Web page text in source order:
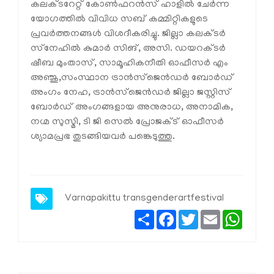
കലക്ടറേറ്റ് കോണ്‍ഫറന്‍സ് ഹാളില്‍ ചേര്‍ന്ന
യോഗത്തില്‍ വിവിധ സബ് കമ്മിറ്റികളുടെ
പ്രവര്‍ത്തനങ്ങള്‍ വിശദീകരിച്ചു. ജില്ലാ കലക്ടര്‍
സ്‌നേഹില്‍ കുമാര്‍ സിങ്, അസി. ഡയറക്ടര്‍
ഷീബ മുംതാസ്, സാമൂഹികനീതി ഓഫീസര്‍ എം
അഞ്ജു,സംസ്ഥാന ട്രാന്‍സ്‌ജെന്‍ഡര്‍ ബോര്‍ഡ്
അംഗം നേഹ, ട്രാന്‍സ്‌ജെന്‍ഡര്‍ ജില്ലാ ജസ്റ്റിസ്
ബോര്‍ഡ് അംഗങ്ങളായ അനുരാധ, അനാമിക,
നഗ്മ സുസ്മി, ടി ജി സെല്‍ പ്രോജക്ട് ഓഫീസര്‍
ശ്യാമപ്രഭ തുടങ്ങിയവര്‍ പങ്കെടുത്തു.
Varnapakittu transgenderartfestival
ShareFacebook
TwitterEmail